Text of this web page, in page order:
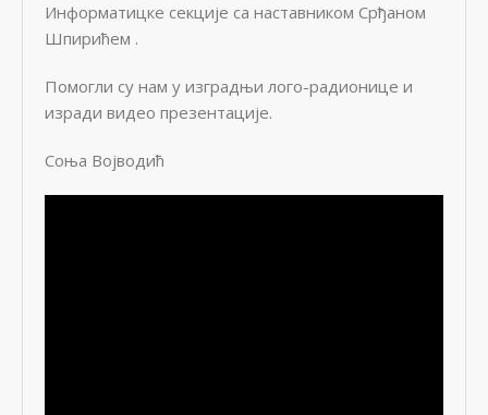
Информатицке секције са наставником Срђаном
Шпирићем .
Помогли су нам у изградњи лого-радионице и
изради видео презентације.
Соња Војводић